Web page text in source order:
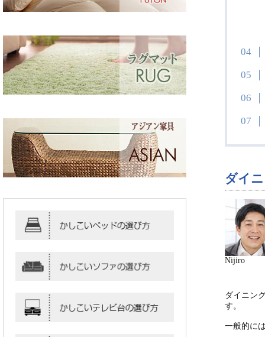
ダイ
Nijiro
ダイニン
す。
一般的に